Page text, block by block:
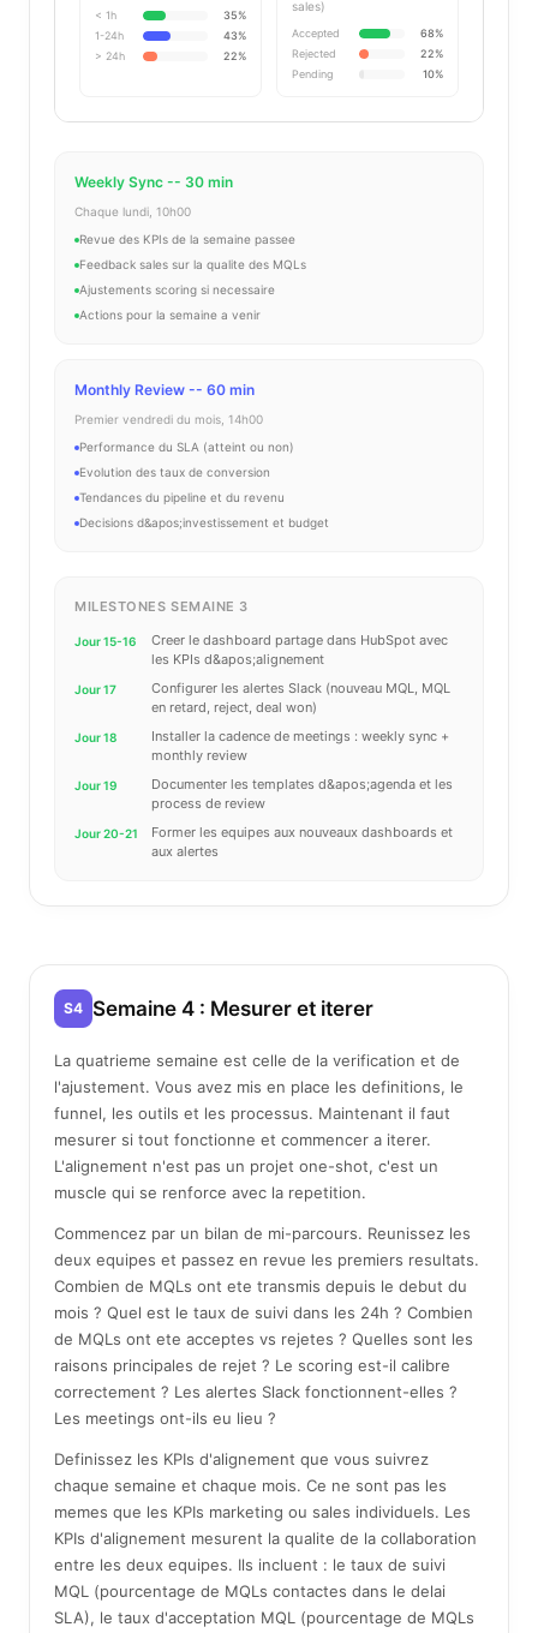
< 1h 35%
1-24h
43%
> 24h
22%
sales)
Accepted 68%
Rejected
22%
Pending
10%
Weekly Sync -- 30 min
Chaque lundi, 10h00
Revue des KPIs de la semaine passee
Feedback sales sur la qualite des MQLs
Ajustements scoring si necessaire
Actions pour la semaine a venir
Monthly Review -- 60 min
Premier vendredi du mois, 14h00
Performance du SLA (atteint ou non)
Evolution des taux de conversion
Tendances du pipeline et du revenu
Decisions d&apos;investissement et budget
MILESTONES SEMAINE 3
Jour 15-16
Creer le dashboard partage dans HubSpot avec
les KPIs d&apos;alignement
Jour 17
Configurer les alertes Slack (nouveau MQL, MQL
en retard, reject, deal won)
Jour 18
Installer la cadence de meetings : weekly sync +
monthly review
Jour 19
Documenter les templates d&apos;agenda et les
process de review
Jour 20-21
Former les equipes aux nouveaux dashboards et
aux alertes
S4 Semaine 4 : Mesurer et iterer
La quatrieme semaine est celle de la verification et de
l'ajustement. Vous avez mis en place les definitions, le
funnel, les outils et les processus. Maintenant il faut
mesurer si tout fonctionne et commencer a iterer.
L'alignement n'est pas un projet one-shot, c'est un
muscle qui se renforce avec la repetition.
Commencez par un bilan de mi-parcours. Reunissez les
deux equipes et passez en revue les premiers resultats.
Combien de MQLs ont ete transmis depuis le debut du
mois ? Quel est le taux de suivi dans les 24h ? Combien
de MQLs ont ete acceptes vs rejetes ? Quelles sont les
raisons principales de rejet ? Le scoring est-il calibre
correctement ? Les alertes Slack fonctionnent-elles ?
Les meetings ont-ils eu lieu ?
Definissez les KPIs d'alignement que vous suivrez
chaque semaine et chaque mois. Ce ne sont pas les
memes que les KPIs marketing ou sales individuels. Les
KPIs d'alignement mesurent la qualite de la collaboration
entre les deux equipes. Ils incluent : le taux de suivi
MQL (pourcentage de MQLs contactes dans le delai
SLA), le taux d'acceptation MQL (pourcentage de MQLs